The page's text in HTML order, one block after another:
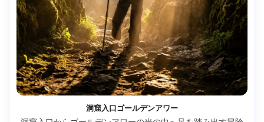
洞窟入口ゴールデンアワー